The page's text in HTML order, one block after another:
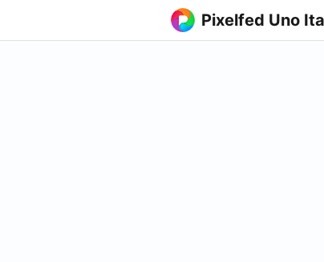
Pixelfed Uno